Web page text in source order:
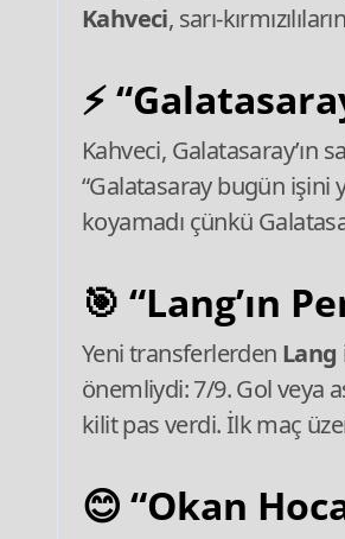
Kahveci,
⚡
Kahveci, Galatasaray’ın
“Galatasaray bugün işini
koyamadı çünkü
🎯 “Lang’ın
Yeni transferlerden Lang
önemliydi: 7/9. Gol veya
kilit pas verdi. İlk maç
😊 “Okan